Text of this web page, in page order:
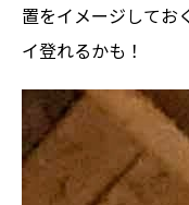
置をイメージしてお
イ登れるかも！